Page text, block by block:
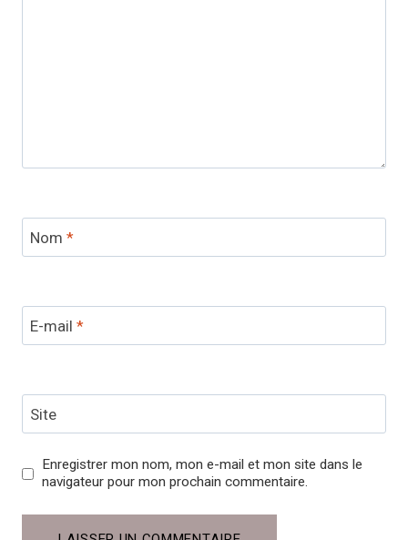
Nom *
E-mail *
Site
Enregistrer mon nom, mon e-mail et mon site dans le
navigateur pour mon prochain commentaire.